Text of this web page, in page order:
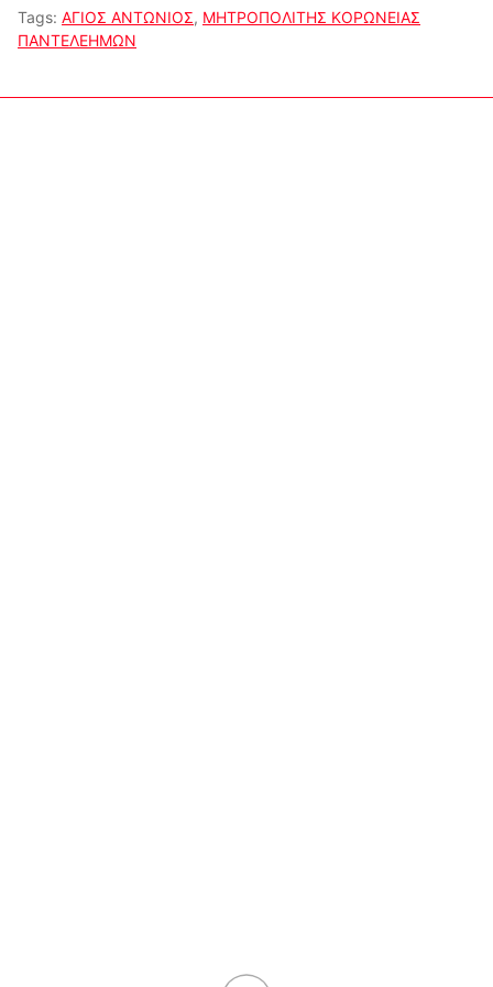
Tags: ΑΓΙΟΣ ΑΝΤΩΝΙΟΣ, ΜΗΤΡΟΠΟΛΙΤΗΣ ΚΟΡΩΝΕΙΑΣ
ΠΑΝΤΕΛΕΗΜΩΝ